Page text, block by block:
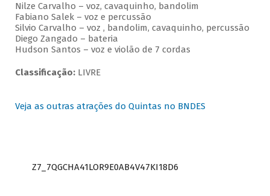
Nilze Carvalho – voz, cavaquinho, bandolim
Fabiano Salek – voz e percussão
Silvio Carvalho – voz , bandolim, cavaquinho, percussão
Diego Zangado – bateria
Hudson Santos – voz e violão de 7 cordas
Classificação: LIVRE
Veja as outras atrações do Quintas no BNDES
Z7_7QGCHA41LOR9E0AB4V47KI18D6